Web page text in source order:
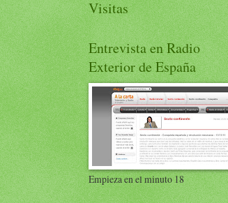
Visitas
Entrevista en Radio
Exterior de España
Empieza en el minuto 18